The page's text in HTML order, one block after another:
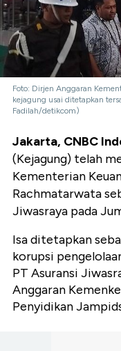
Foto: Dirjen Anggaran
kejagung usai ditetapkan
Fadilah/detikcom)
Jakarta, CNBC
(Kejagung) telah
Kementerian
Rachmatarwata
Jiwasraya pada
Isa ditetapkan
korupsi
PT Asuransi
Anggaran
Penyidikan